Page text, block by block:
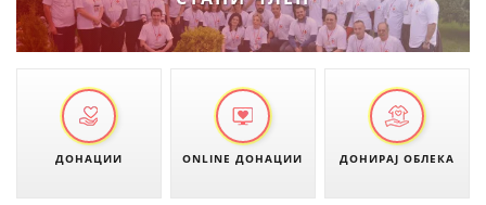
СТРАТЕГИИ
ЕДУКАТИВНО ИНФОРМАТИВНИ МАТЕРИЈАЛИ
ДОНАЦИИ ONLINE ДОНАЦИИ ДОНИРАЈ ОБЛЕКА